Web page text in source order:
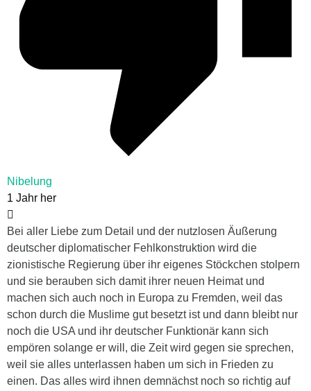
Nibelung
1 Jahr her
Bei aller Liebe zum Detail und der nutzlosen Äußerung
deutscher diplomatischer Fehlkonstruktion wird die
zionistische Regierung über ihr eigenes Stöckchen stolpern
und sie berauben sich damit ihrer neuen Heimat und
machen sich auch noch in Europa zu Fremden, weil das
schon durch die Muslime gut besetzt ist und dann bleibt nur
noch die USA und ihr deutscher Funktionär kann sich
empören solange er will, die Zeit wird gegen sie sprechen,
weil sie alles unterlassen haben um sich in Frieden zu
einen. Das alles wird ihnen demnächst noch so richtig auf